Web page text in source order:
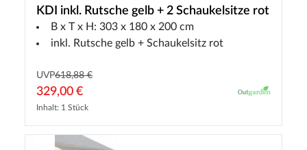
KDI inkl. Rutsche gelb + 2 Schaukelsitze rot
B x T x H: 303 x 180 x 200 cm
inkl. Rutsche gelb + Schaukelsitz rot
UVP618,88 €
329,00 €
Inhalt: 1 Stück